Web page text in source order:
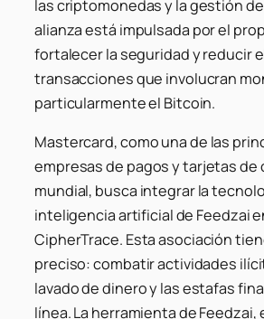
las criptomonedas y la gestión
alianza está impulsada por el
fortalecer la seguridad y reducir
transacciones que involucran
particularmente el Bitcoin.
Mastercard, como una de las
empresas de pagos y tarjetas de
mundial, busca integrar la
inteligencia artificial de Feedzai
CipherTrace. Esta asociación
preciso: combatir actividades
lavado de dinero y las estafas
línea. La herramienta de Feedzai,